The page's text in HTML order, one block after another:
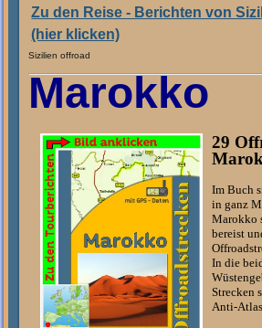
Zu den Reise - Berichten von
(hier klicken)
Sizilien offroad
Marokko
29
Im Buch
in ganz
Marokko
bereist
In die
Strecken
Anti-